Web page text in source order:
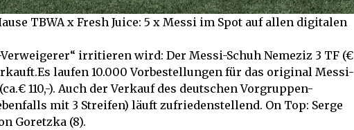
TBWA x Fresh Juice: 5 x Messi im Spot auf allen digitalen
Verweigerer“ irritieren wird: Der Messi-Schuh Nemeziz 3 TF (€
laufen 10.000 Vorbestellungen für das original Messi-
110,-). Auch der Verkauf des deutschen Vorgruppen-
mit 3 Streifen) läuft zufriedenstellend. On Top: Serge
Goretzka (8).